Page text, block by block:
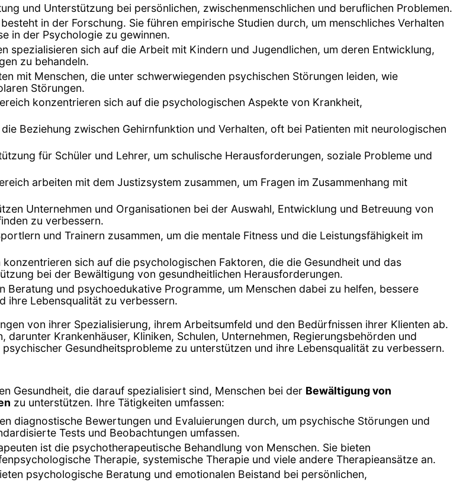
und Unterstützung bei persönlichen, zwischenmenschlichen und beruflichen Problemen.
in der Forschung. Sie führen empirische Studien durch, um menschliches Verhalten
in der Psychologie zu gewinnen.
spezialisieren sich auf die Arbeit mit Kindern und Jugendlichen, um deren Entwicklung,
zu behandeln.
mit Menschen, die unter schwerwiegenden psychischen Störungen leiden, wie
Störungen.
konzentrieren sich auf die psychologischen Aspekte von Krankheit,
Beziehung zwischen Gehirnfunktion und Verhalten, oft bei Patienten mit neurologischen
für Schüler und Lehrer, um schulische Herausforderungen, soziale Probleme und
arbeiten mit dem Justizsystem zusammen, um Fragen im Zusammenhang mit
Unternehmen und Organisationen bei der Auswahl, Entwicklung und Betreuung von
zu verbessern.
und Trainern zusammen, um die mentale Fitness und die Leistungsfähigkeit im
sich auf die psychologischen Faktoren, die die Gesundheit und das
bei der Bewältigung von gesundheitlichen Herausforderungen.
Beratung und psychoedukative Programme, um Menschen dabei zu helfen, bessere
ihre Lebensqualität zu verbessern.
von ihrer Spezialisierung, ihrem Arbeitsumfeld und den Bedürfnissen ihrer Klienten ab.
Krankenhäuser, Kliniken, Schulen, Unternehmen, Regierungsbehörden und
Gesundheitsprobleme zu unterstützen und ihre Lebensqualität zu verbessern.
Gesundheit, die darauf spezialisiert sind, Menschen bei der Bewältigung von
zu unterstützen. Ihre Tätigkeiten umfassen:
diagnostische Bewertungen und Evaluierungen durch, um psychische Störungen und
Tests und Beobachtungen umfassen.
ist die psychotherapeutische Behandlung von Menschen. Sie bieten
Therapie, systemische Therapie und viele andere Therapieansätze an.
psychologische Beratung und emotionalen Beistand bei persönlichen,